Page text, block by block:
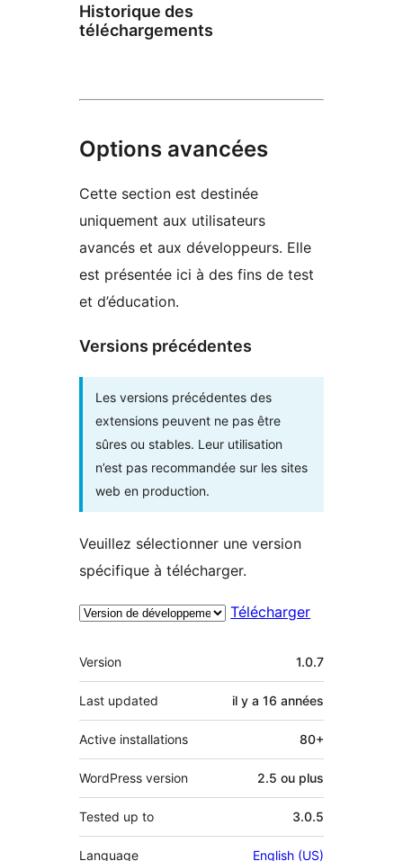
Historique des
téléchargements
Options avancées
Cette section est destinée
uniquement aux utilisateurs
avancés et aux développeurs. Elle
est présentée ici à des fins de test
et d’éducation.
Versions précédentes
Les versions précédentes des
extensions peuvent ne pas être
sûres ou stables. Leur utilisation
n’est pas recommandée sur les sites
web en production.
Veuillez sélectionner une version
spécifique à télécharger.
Télécharger
Méta
Version 1.0.7
Last updated il y a 16 années
Active installations 80+
WordPress version 2.5 ou plus
Tested up to 3.0.5
Language English (US)